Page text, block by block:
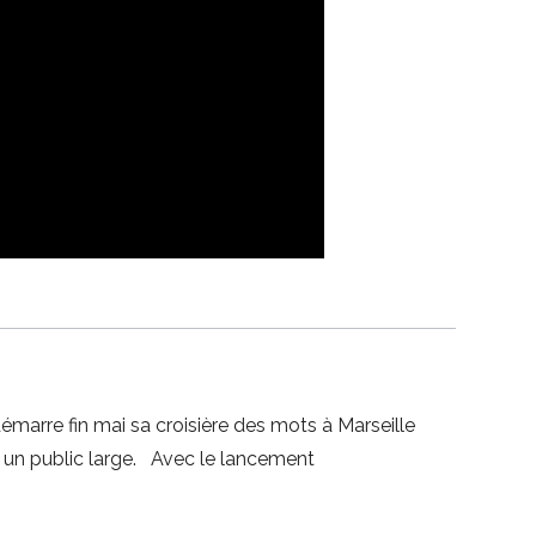
fin mai sa croisière des mots à Marseille
un public large. Avec le lancement